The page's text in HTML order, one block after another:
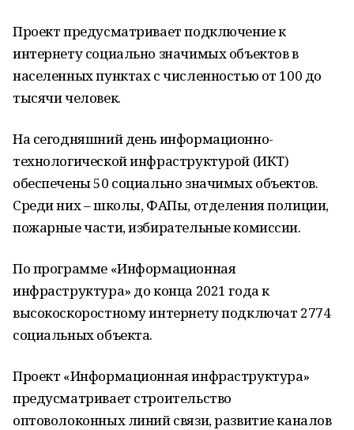
Проект предусматривает подключение к
интернету социально значимых объектов в
населенных пунктах с численностью от 100 до
тысячи человек.
На сегодняшний день информационно-
технологической инфраструктурой (ИКТ)
обеспечены 50 социально значимых объектов.
Среди них – школы, ФАПы, отделения полиции,
пожарные части, избирательные комиссии.
По программе «Информационная
инфраструктура» до конца 2021 года к
высокоскоростному интернету подключат 2774
социальных объекта.
Проект «Информационная инфраструктура»
предусматривает строительство
оптоволоконных линий связи, развитие каналов